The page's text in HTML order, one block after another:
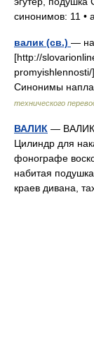
синонимов: 11 •
валик (св.) —
[http://
Синонимы
технического
ВАЛИК — ВАЛИК,
Цилиндр для
фонографе
набитая
краев дивана,